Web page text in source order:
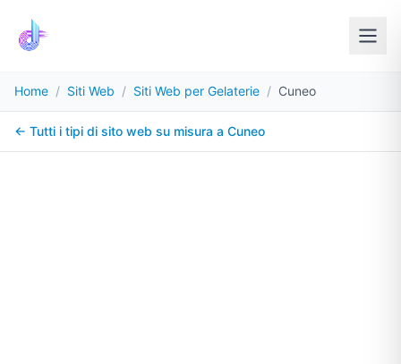
Home / Siti Web / Siti Web per Gelaterie / Cuneo
← Tutti i tipi di sito web su misura a Cuneo